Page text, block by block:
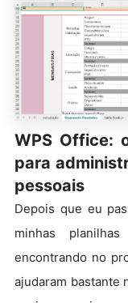
WPS Office:
para
pessoais
Depois que eu
minhas
encontrando no
ajudaram bastante